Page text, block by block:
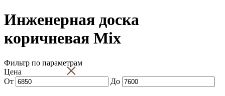
Инженерная доска
коричневая Mix
Фильтр по параметрам
×
Цена
От
До